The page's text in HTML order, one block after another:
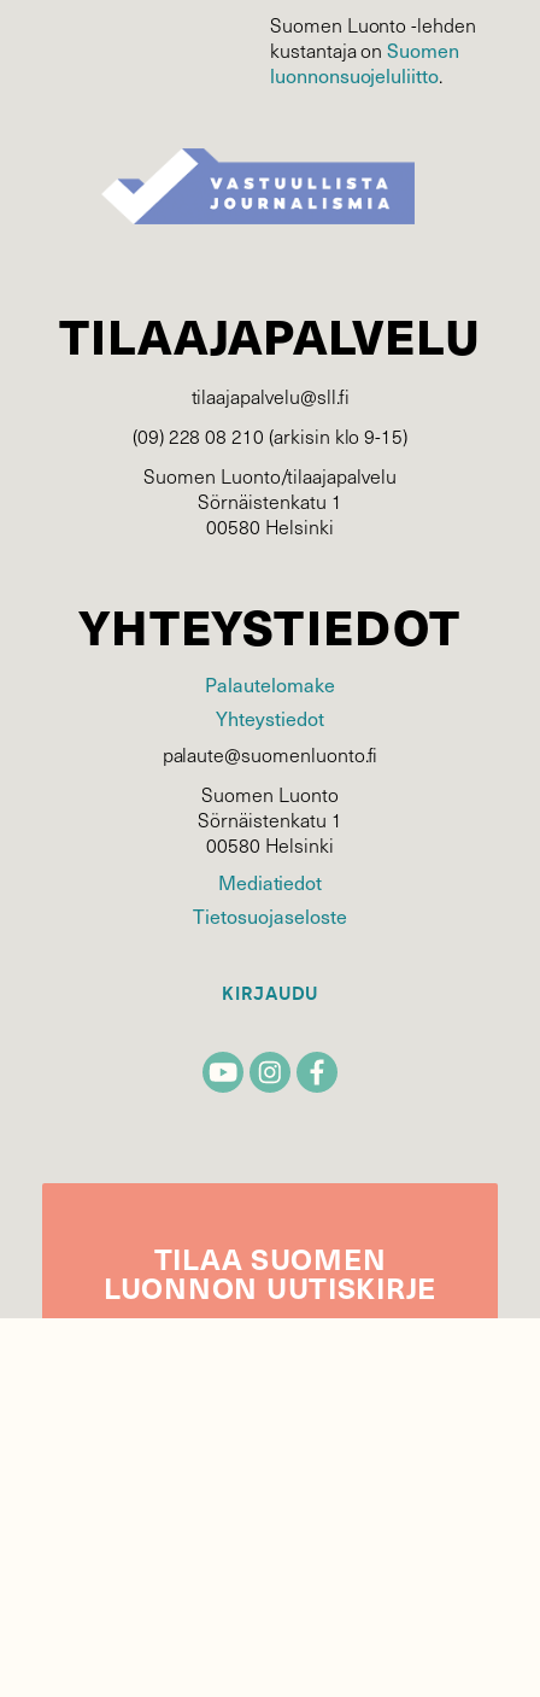
Suomen Luonto -lehden
kustantaja onSuomen
luonnonsuojelu­liitto.
TILAAJAPALVELU
tilaajapalvelu@sll.fi
(09) 228 08 210 (arkisin klo 9-15)
Suomen Luonto/tilaajapalvelu
Sörnäistenkatu 1
00580 Helsinki
YHTEYSTIEDOT
Palautelomake
Yhteystiedot
palaute@suomenluonto.fi
Suomen Luonto
Sörnäistenkatu 1
00580 Helsinki
Mediatiedot
Tietosuojaseloste
KIRJAUDU
TILAA SUOMEN
LUONNON UUTIS­KIRJE